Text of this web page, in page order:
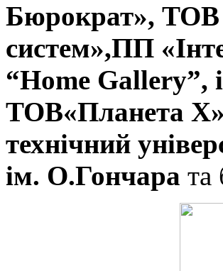
Бюрократ»,
систем»,ПП
“Home Gallery”,
ТОВ«Планета
технічний
ім. О.Гончара та